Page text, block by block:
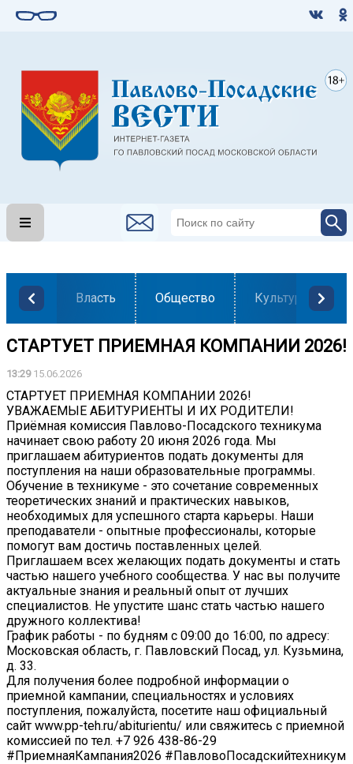
Власть Общество Культура
СТАРТУЕТ ПРИЕМНАЯ КОМПАНИИ 2026!
13:2915.06.2026
СТАРТУЕТ ПРИЕМНАЯ КОМПАНИИ 2026!
УВАЖАЕМЫЕ АБИТУРИЕНТЫ И ИХ РОДИТЕЛИ!
Приёмная комиссия Павлово-Посадского техникума
начинает свою работу 20 июня 2026 года. Мы
приглашаем абитуриентов подать документы для
поступления на наши образовательные программы.
Обучение в техникуме - это сочетание современных
теоретических знаний и практических навыков,
необходимых для успешного старта карьеры. Наши
преподаватели - опытные профессионалы, которые
помогут вам достичь поставленных целей.
Приглашаем всех желающих подать документы и стать
частью нашего учебного сообщества. У нас вы получите
актуальные знания и реальный опыт от лучших
специалистов. Не упустите шанс стать частью нашего
дружного коллектива!
График работы - по будням с 09:00 до 16:00, по адресу:
Московская область, г. Павловский Посад, ул. Кузьмина,
д. 33.
Для получения более подробной информации о
приемной кампании, специальностях и условиях
поступления, пожалуйста, посетите наш официальный
сайт www.pp-teh.ru/abiturientu/ или свяжитесь с приемной
комиссией по тел. +7 926 438-86-29
#ПриемнаяКампания2026 #ПавловоПосадскийтехникум